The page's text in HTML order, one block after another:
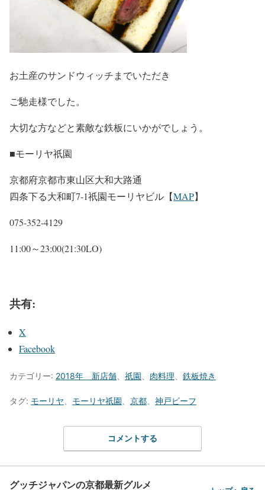
お土産のサンドウィッチまでいただき
ご馳走様でした。
大切な方などと素敵な鉄板にいかがでしょう。
■モーリヤ祇園
京都府京都市東山区大和大路通
四条下る大和町7-1祇園モーリヤビル【MAP】
075-352-4129
11:00～23:00(21:30LO)
共有:
X
Facebook
カテゴリー: 2018年 新店舗、 祇園、 肉料理、 鉄板焼き
タグ: モーリヤ、 モーリヤ祇園、 京都、 神戸ビーフ
コメントする
グッチジャパンの京都最新グルメ